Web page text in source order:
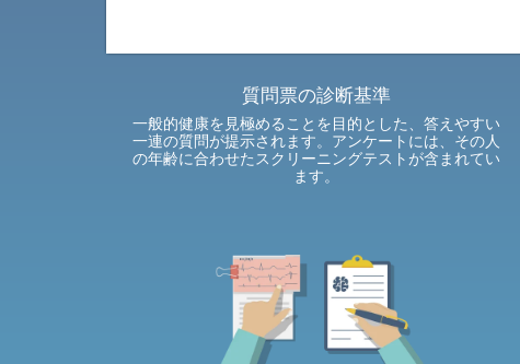
質問票の診断基準
一般的健康を見極めることを目的とした、答えやすい
一連の質問が提示されます。アンケートには、その人
の年齢に合わせたスクリーニングテストが含まれてい
ます。